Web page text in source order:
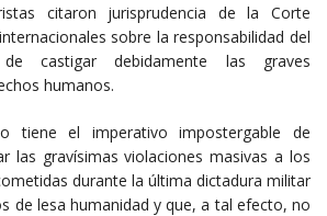
citaron jurisprudencia de la Corte
sobre la responsabilidad del
castigar debidamente las graves
humanos.
tiene el imperativo impostergable de
las gravísimas violaciones masivas a los
durante la última dictadura militar
de lesa humanidad y que, a tal efecto, no